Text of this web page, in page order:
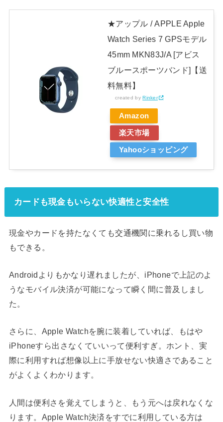
★アップル / APPLE Apple
Watch Series 7 GPSモデル
45mm MKN83J/A [アビス
ブルースポーツバンド]【送
料無料】
created byRinker
Amazon
楽天市場
Yahooショッピング
カードも現金もいらない快適性と安全性
現金やカードを持たなくても交通機関に乗れるし買い物
もできる。
Androidよりもかなり遅れましたが、iPhoneで上記のよ
うなモバイル決済が可能になって瞬く間に普及しまし
た。
さらに、Apple Watchを腕に装着していれば、もはや
iPhoneすら出さなくていいって便利すぎ。ホント、実
際に利用すれば想像以上に手放せない快適さであること
がよくよくわかります。
人間は便利さを覚えてしまうと、もう元へは戻れなくな
ります。Apple Watch決済をすでに利用している方は